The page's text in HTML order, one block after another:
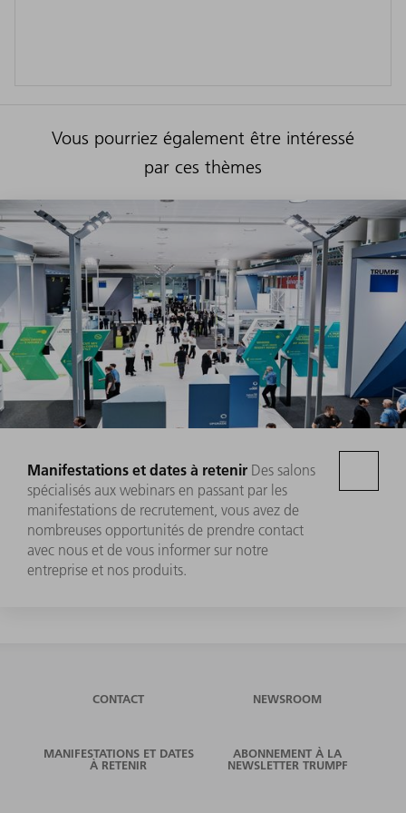
Vous pourriez également être intéressé
par ces thèmes
Manifestations et dates à retenir Des salons
spécialisés aux webinars en passant par les
manifestations de recrutement, vous avez de
nombreuses opportunités de prendre contact
avec nous et de vous informer sur notre
entreprise et nos produits.
CONTACT NEWSROOM
MANIFESTATIONS ET DATES
À RETENIR
ABONNEMENT À LA
NEWSLETTER TRUMPF